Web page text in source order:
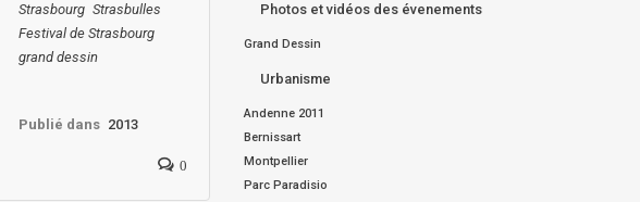
Strasbourg Strasbulles
Festival de Strasbourg
grand dessin
Publié dans 2013
0
Photos et vidéos des évenements
Grand Dessin
Urbanisme
Andenne 2011
Bernissart
Montpellier
Parc Paradisio